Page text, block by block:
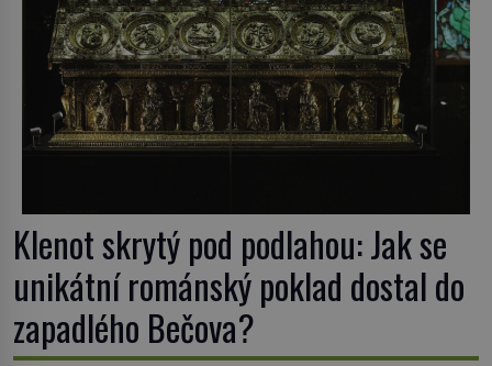
Klenot skrytý pod podlahou: Jak se
unikátní románský poklad dostal do
zapadlého Bečova?